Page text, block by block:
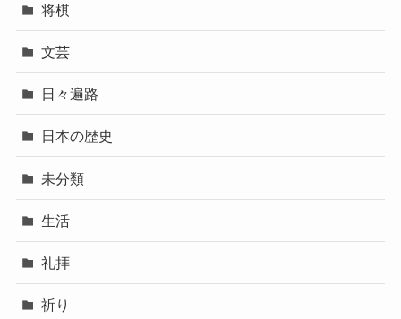
将棋
文芸
日々遍路
日本の歴史
未分類
生活
礼拝
祈り